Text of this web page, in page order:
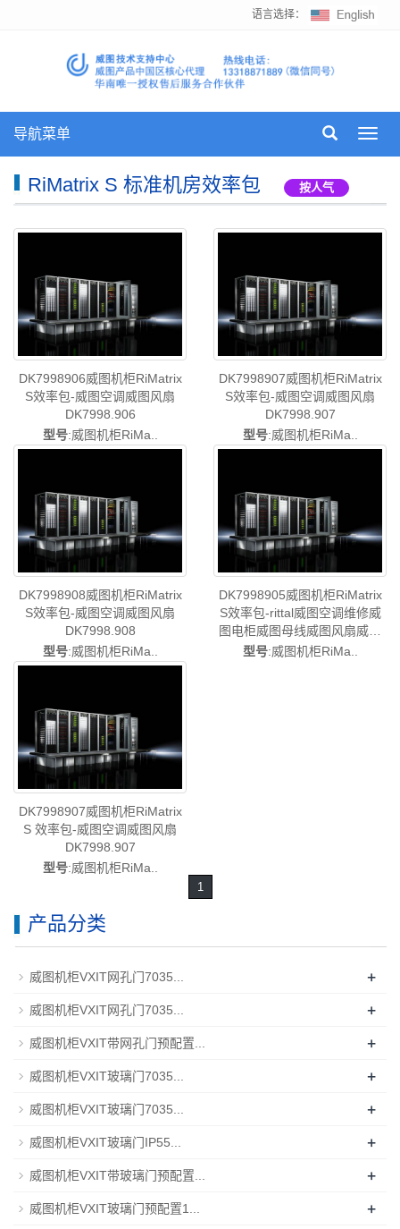
语言选择：
导航菜单
RiMatrix S 标准机房效率包 按人气
DK7998906威图机柜RiMatrix
S效率包-威图空调威图风扇
DK7998.906
型号:威图机柜RiMa..
DK7998907威图机柜RiMatrix
S效率包-威图空调威图风扇
DK7998.907
型号:威图机柜RiMa..
DK7998908威图机柜RiMatrix
S效率包-威图空调威图风扇
DK7998.908
型号:威图机柜RiMa..
DK7998905威图机柜RiMatrix
S效率包-rittal威图空调维修威
图电柜威图母线威图风扇威图
PDU威图售后DK7998.905
型号:威图机柜RiMa..
DK7998907威图机柜RiMatrix
S 效率包-威图空调威图风扇
DK7998.907
型号:威图机柜RiMa..
1
产品分类
威图机柜VXIT网孔门7035... +
威图机柜VXIT网孔门7035... +
威图机柜VXIT带网孔门预配置... +
威图机柜VXIT玻璃门7035... +
威图机柜VXIT玻璃门7035... +
威图机柜VXIT玻璃门IP55... +
威图机柜VXIT带玻璃门预配置... +
威图机柜VXIT玻璃门预配置1... +